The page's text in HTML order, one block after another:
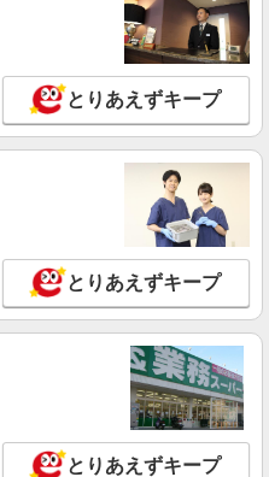
とりあえずキープ
とりあえずキープ
とりあえずキープ